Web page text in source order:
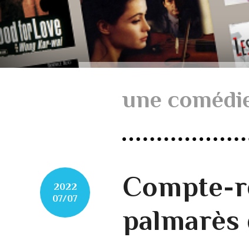
une
2022
07/07
Compte-
palmarès